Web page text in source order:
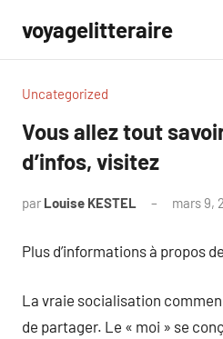
contenu
voyagelitteraire
Uncategorized
Vous allez tout
d’infos, visitez
par Louise KESTEL mars 9,
Plus d’informations à propos de
La vraie socialisation
de partager. Le « moi » se